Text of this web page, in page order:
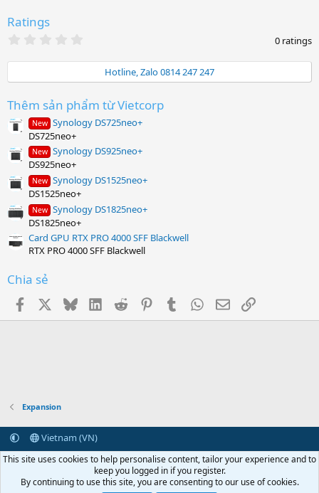
Ratings
0
s
a
r
(
0 ratings
Hotline, Zalo 0814 247 247
Thêm sản phẩm từ Vietcorp
New Synology DS725neo+
DS725neo+
New Synology DS925neo+
DS925neo+
New Synology DS1525neo+
DS1525neo+
New Synology DS1825neo+
DS1825neo+
Card GPU RTX PRO 4000 SFF Blackwell
RTX PRO 4000 SFF Blackwell
Chia sẻ
Facebook BlueskyLinkedInReddit PinterestTumblr WhatsApp
EmailLink
Expansion
Vietnam (VN)
Terms and rules
Privacy policy Help Home
R
Vietcorp.com Synology vCloudPoint NComputing Centerm
This site uses cookies to help personalise content, tailor your experience and to
keep you logged in if you register.
By continuing to use this site, you are consenting to our use of cookies.